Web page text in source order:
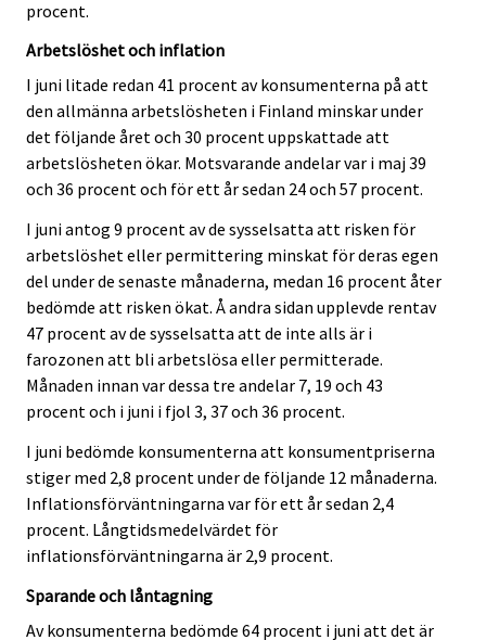
procent.
Arbetslöshet och inflation
I juni litade redan 41 procent av konsumenterna på att
den allmänna arbetslösheten i Finland minskar under
det följande året och 30 procent uppskattade att
arbetslösheten ökar. Motsvarande andelar var i maj 39
och 36 procent och för ett år sedan 24 och 57 procent.
I juni antog 9 procent av de sysselsatta att risken för
arbetslöshet eller permittering minskat för deras egen
del under de senaste månaderna, medan 16 procent åter
bedömde att risken ökat. Å andra sidan upplevde rentav
47 procent av de sysselsatta att de inte alls är i
farozonen att bli arbetslösa eller permitterade.
Månaden innan var dessa tre andelar 7, 19 och 43
procent och i juni i fjol 3, 37 och 36 procent.
I juni bedömde konsumenterna att konsumentpriserna
stiger med 2,8 procent under de följande 12 månaderna.
Inflationsförväntningarna var för ett år sedan 2,4
procent. Långtidsmedelvärdet för
inflationsförväntningarna är 2,9 procent.
Sparande och låntagning
Av konsumenterna bedömde 64 procent i juni att det är